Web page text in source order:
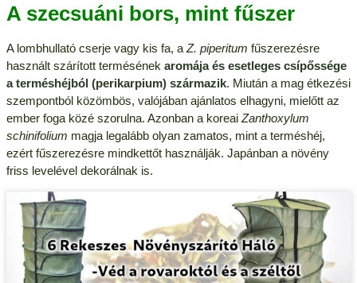
A szecsuáni bors, mint fűszer
A lombhullató cserje vagy kis fa, a Z. piperitum fűszerezésre
használt szárított termésének aromája és esetleges csípőssége
a terméshéjból (perikarpium) származik. Miután a mag étkezési
szempontból közömbös, valójában ajánlatos elhagyni, mielőtt az
ember foga közé szorulna. Azonban a koreai Zanthoxylum
schinifolium magja legalább olyan zamatos, mint a terméshéj,
ezért fűszerezésre mindkettőt használják. Japánban a növény
friss levelével dekorálnak is.